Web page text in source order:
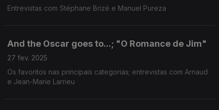
Entrevistas com Stéphane Brizé e Manuel Pureza
And the Oscar goes to...; "O Romance de Jim"
27 fev. 2025
Os favoritos nas principais categorias; entrevistas com Arnaud
e Jean-Marie Larrieu